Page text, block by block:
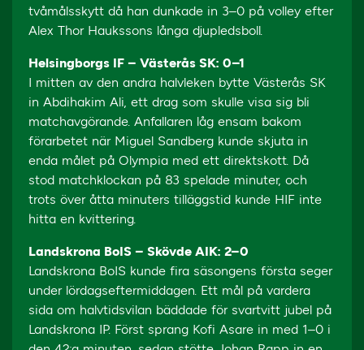
tvåmålsskytt då han dunkade in 3–0 på volley efter
Alex Thor Haukssons långa djupledsboll.
Helsingborgs IF – Västerås SK: 0–1
I mitten av den andra halvleken bytte Västerås SK
in Abdihakim Ali, ett drag som skulle visa sig bli
matchavgörande. Anfallaren låg ensam bakom
förarbetet när Miguel Sandberg kunde skjuta in
enda målet på Olympia med ett direktskott. Då
stod matchklockan på 83 spelade minuter, och
trots över åtta minuters tilläggstid kunde HIF inte
hitta en kvittering.
Landskrona BoIS – Skövde AIK: 2–0
Landskrona BoIS kunde fira säsongens första seger
under lördagseftermiddagen. Ett mål på vardera
sida om halvtidsvilan bäddade för svartvitt jubel på
Landskrona IP. Först sprang Kofi Asare in med 1–0 i